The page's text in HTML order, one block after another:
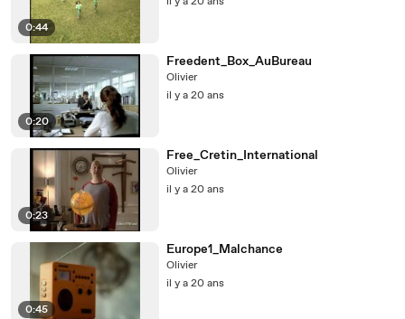
0:44
0:20
Freedent_Box_AuBureau
Olivier
il y a 20 ans
0:23
Free_Cretin_International
Olivier
il y a 20 ans
0:45
Europe1_Malchance
Olivier
il y a 20 ans